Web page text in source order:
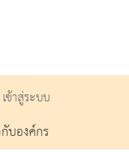
เข้าสู่ระบบ
บองค์กร